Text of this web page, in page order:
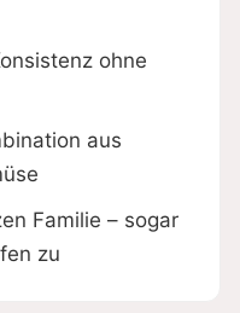
ohne
aus
Familie – sogar
zu